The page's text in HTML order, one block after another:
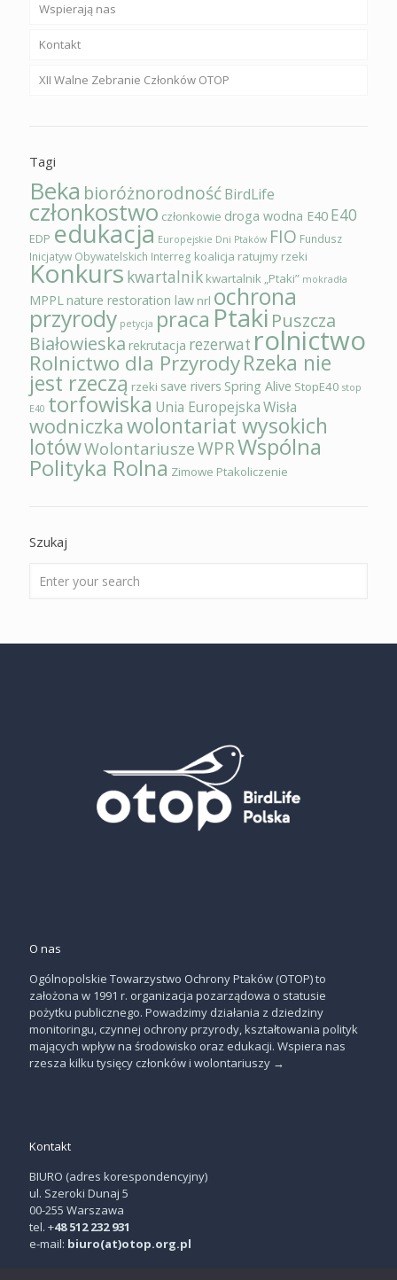
Wspierają nas
Kontakt
XII Walne Zebranie Członków OTOP
Tagi
Beka bioróżnorodnośćBirdLife
członkostwo członkowie droga wodna E40 E40
EDP edukacja Europejskie Dni Ptaków FIO Fundusz
Inicjatyw Obywatelskich Interreg koalicja ratujmy rzeki
Konkurs kwartalnik kwartalnik „Ptaki” mokradła
MPPLnature restoration law nrl ochrona
przyrody petycja praca Ptaki Puszcza
Białowieska rekrutacja rezerwat rolnictwo
Rolnictwo dla PrzyrodyRzeka nie
jest rzeczą rzeki save rivers Spring Alive StopE40 stop
E40 torfowiska Unia EuropejskaWisła
wodniczkawolontariat wysokich
lotówWolontariuszeWPRWspólna
Polityka Rolna Zimowe Ptakoliczenie
Szukaj
O nas
Ogólnopolskie Towarzystwo Ochrony Ptaków (OTOP) to
założona w 1991 r. organizacja pozarządowa o statusie
pożytku publicznego. Powadzimy działania z dziedziny
monitoringu, czynnej ochrony przyrody, kształtowania polityk
mających wpływ na środowisko oraz edukacji. Wspiera nas
rzesza kilku tysięcy członków i wolontariuszy →
Kontakt
BIURO (adres korespondencyjny)
ul. Szeroki Dunaj 5
00-255 Warszawa
tel. +48 512 232 931
e-mail: biuro(at)otop.org.pl